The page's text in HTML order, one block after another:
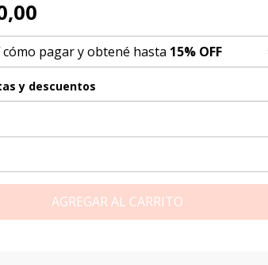
cómo pagar y obtené hasta 15% OFF
y descuentos
AGREGAR AL CARRITO